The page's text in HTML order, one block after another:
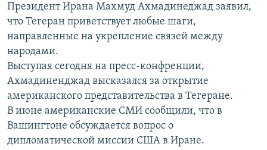
поиску
СЕВЕР.РЕАЛИИ
СИБИРЬ.РЕАЛИИ
РАСПИСАНИЕ ВЕЩАНИЯ
ПОДПИШИТЕСЬ НА РАССЫЛКУ
СОЦИАЛЬНЫЕ СЕТИ
Президент Ирана Махмуд Ахмадинеджад заявил,
что Тегеран приветствует любые шаги,
направленные на укрепление связей между
народами.
Выступая сегодня на пресс-конфренции,
Ахмадиненджад высказался за открытие
американского представительства в Тегеране.
В июне американские СМИ сообщили, что в
Вашингтоне обсуждается вопрос о
дипломатической миссии США в Иране.